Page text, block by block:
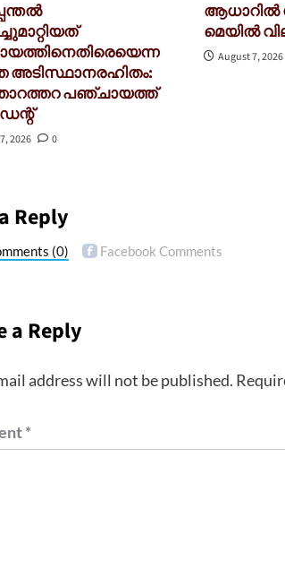
അടിസ്ഥാനരഹിതം:
പഞ്ചായത്ത്
2026 0
ആധാറിൽ
മെയിൽ
August 7, 2026
Reply
(0) Facebook Comments
a Reply
address will not be published.
*